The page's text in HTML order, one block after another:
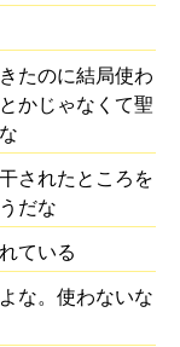
たのに結局使わ
かじゃなくて聖
されたところを
だな
ている
な。使わないな